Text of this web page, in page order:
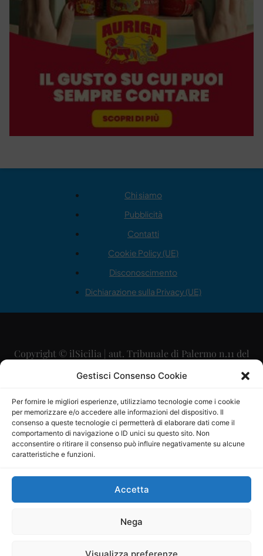
Gestisci Consenso Cookie
Per fornire le migliori esperienze, utilizziamo tecnologie come i cookie
per memorizzare e/o accedere alle informazioni del dispositivo. Il
consenso a queste tecnologie ci permetterà di elaborare dati come il
comportamento di navigazione o ID unici su questo sito. Non
acconsentire o ritirare il consenso può influire negativamente su alcune
caratteristiche e funzioni.
Accetta
Nega
Chi siamo
Pubblicità
Contatti
Cookie Policy (UE)
Disconoscimento
Dichiarazione sulla Privacy (UE)
Copyright © ilSicilia | aut. Tribunale di Palermo n.11 del
29/09/2015
Direttore Editoriale: Maurizio Scaglione
Direttore Responsabile: Maria Calabrese
P.IVA: 06334930820
Mercurio Comunicazione Società Cooperativa a r.l. è
iscritta al Registro degli Operatori di Comunicazione al